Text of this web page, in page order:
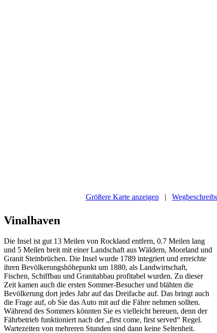
Größere Karte anzeigen |
Vinalhaven
Die Insel ist gut 13 Meilen von Rockland entfern, 0.7 Meilen lang
und 5 Meilen breit mit einer Landschaft aus Wäldern, Moorland und
Granit Steinbrüchen. Die Insel wurde 1789 integriert und erreichte
ihren Bevölkerungshöhepunkt um 1880, als Landwirtschaft,
Fischen, Schiffbau und Granitabbau profitabel wurden. Zu dieser
Zeit kamen auch die ersten Sommer-Besucher und blähten die
Bevölkerung dort jedes Jahr auf das Dreifache auf. Das bringt auch
die Frage auf, ob Sie das Auto mit auf die Fähre nehmen sollten.
Während des Sommers könnten Sie es vielleicht bereuen, denn der
Fährbetrieb funktioniert nach der „first come, first served“ Regel.
Wartezeiten von mehreren Stunden sind dann keine Seltenheit.